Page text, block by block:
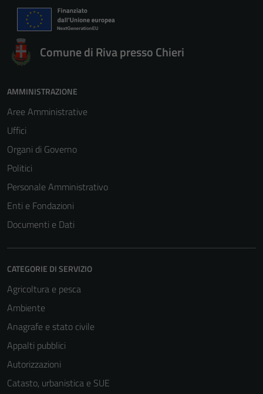
Comune di Riva presso Chieri
AMMINISTRAZIONE
Aree Amministrative
Uffici
Organi di Governo
Politici
Personale Amministrativo
Enti e Fondazioni
Documenti e Dati
CATEGORIE DI SERVIZIO
Agricoltura e pesca
Ambiente
Anagrafe e stato civile
Appalti pubblici
Autorizzazioni
Catasto, urbanistica e SUE